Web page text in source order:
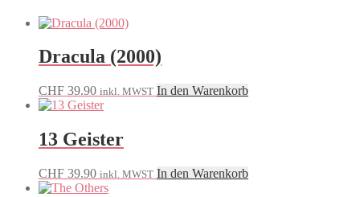
Dracula (2000)
CHF 39.90 inkl. MWST In den Warenkorb
13 Geister
CHF 39.90 inkl. MWST In den Warenkorb